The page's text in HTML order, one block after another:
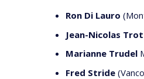
Ron Di Lauro
Jean-Nicolas
Marianne Trudel
Fred Stride